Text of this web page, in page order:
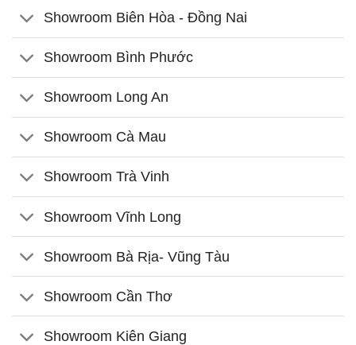
Showroom Biên Hòa - Đồng Nai
Showroom Bình Phước
Showroom Long An
Showroom Cà Mau
Showroom Trà Vinh
Showroom Vĩnh Long
Showroom Bà Rịa- Vũng Tàu
Showroom Cần Thơ
Showroom Kiên Giang